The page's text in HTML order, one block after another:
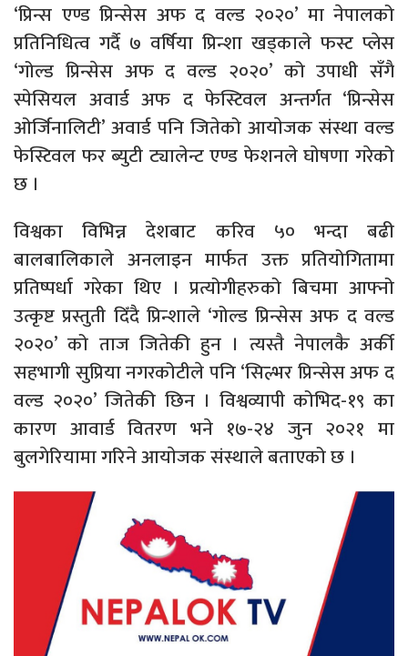
‘प्रिन्स एण्ड प्रिन्सेस अफ द वल्ड २०२०’ मा नेपालको
प्रतिनिधित्व गर्दै ७ वर्षिया प्रिन्शा खड्काले फस्ट प्लेस
‘गोल्ड प्रिन्सेस अफ द वल्ड २०२०’ को उपाधी सँगै
स्पेसियल अवार्ड अफ द फेस्टिवल अन्तर्गत ‘प्रिन्सेस
ओर्जिनालिटी’ अवार्ड पनि जितेको आयाेजक संस्था वल्ड
फेस्टिवल फर ब्युटी ट्यालेन्ट एण्ड फेशनले घाेषणा गरेको
छ ।
विश्वका विभिन्न देशबाट करिव ५० भन्दा बढी
बालबालिकाले अनलाइन मार्फत उक्त प्रतियोगितामा
प्रतिष्पर्धा गरेका थिए । प्रत्योगीहरुको बिचमा आफ्नो
उत्कृष्ट प्रस्तुती दिँदै प्रिन्शाले ‘गोल्ड प्रिन्सेस अफ द वल्ड
२०२०’ को ताज जितेकी हुन । त्यस्तै नेपालकै अर्की
सहभागी सुप्रिया नगरकोटीले पनि ‘सिल्भर प्रिन्सेस अफ द
वल्ड २०२०’ जितेकी छिन । विश्वव्यापी कोभिद-१९ का
कारण आवार्ड वितरण भने १७-२४ जुन २०२१ मा
बुलगेरियामा गरिने आयाेजक संस्थाले बताएको छ ।